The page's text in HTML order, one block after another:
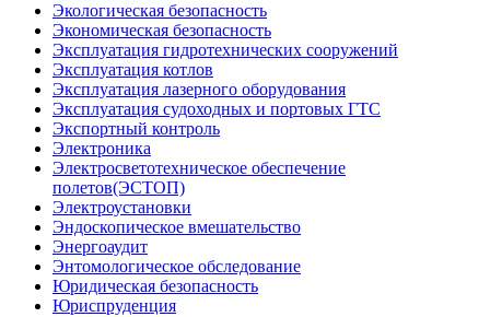
Экологическая безопасность
Экономическая безопасность
Эксплуатация гидротехнических сооружений
Эксплуатация котлов
Эксплуатация лазерного оборудования
Эксплуатация судоходных и портовых ГТС
Экспортный контроль
Электроника
Электросветотехническое обеспечение
полетов(ЭСТОП)
Электроустановки
Эндоскопическое вмешательство
Энергоаудит
Энтомологическое обследование
Юридическая безопасность
Юриспруденция